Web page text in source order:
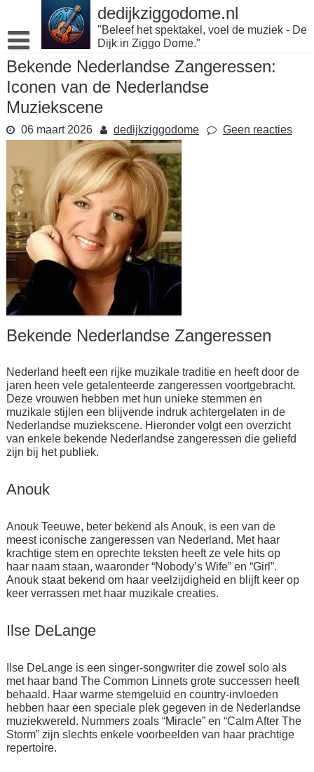
inhoud
gaan
dedijkziggodome.nl
"Beleef het spektakel, voel de muziek - De
Dijk in Ziggo Dome."
Bekende Nederlandse Zangeressen:
Iconen van de Nederlandse
Muziekscene
06 maart 2026 dedijkziggodome Geen reacties
Bekende Nederlandse Zangeressen
Nederland heeft een rijke muzikale traditie en heeft door de
jaren heen vele getalenteerde zangeressen voortgebracht.
Deze vrouwen hebben met hun unieke stemmen en
muzikale stijlen een blijvende indruk achtergelaten in de
Nederlandse muziekscene. Hieronder volgt een overzicht
van enkele bekende Nederlandse zangeressen die geliefd
zijn bij het publiek.
Anouk
Anouk Teeuwe, beter bekend als Anouk, is een van de
meest iconische zangeressen van Nederland. Met haar
krachtige stem en oprechte teksten heeft ze vele hits op
haar naam staan, waaronder “Nobody’s Wife” en “Girl”.
Anouk staat bekend om haar veelzijdigheid en blijft keer op
keer verrassen met haar muzikale creaties.
Ilse DeLange
Ilse DeLange is een singer-songwriter die zowel solo als
met haar band The Common Linnets grote successen heeft
behaald. Haar warme stemgeluid en country-invloeden
hebben haar een speciale plek gegeven in de Nederlandse
muziekwereld. Nummers zoals “Miracle” en “Calm After The
Storm” zijn slechts enkele voorbeelden van haar prachtige
repertoire.